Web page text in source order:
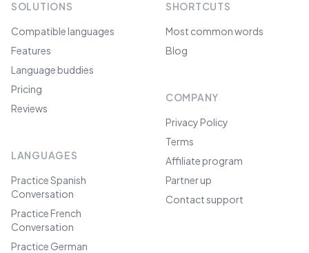
SOLUTIONS
Compatible languages
Features
Language buddies
Pricing
Reviews
LANGUAGES
Practice Spanish
Conversation
Practice French
Conversation
Practice German
SHORTCUTS
Most common words
Blog
COMPANY
Privacy Policy
Terms
Affiliate program
Partner up
Contact support